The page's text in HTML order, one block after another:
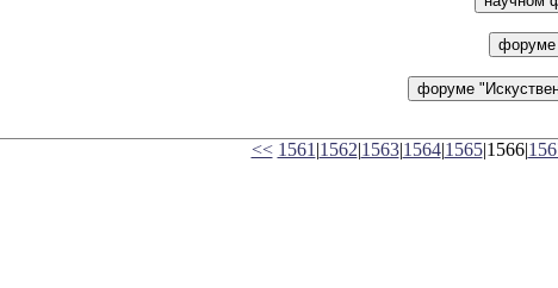
<< 1561 |1562|1563|1564|1565|1566|